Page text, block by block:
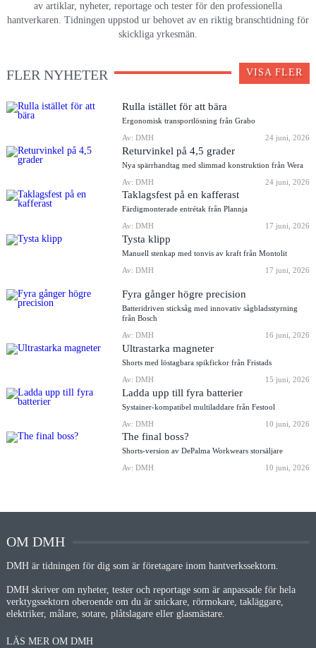
av artiklar, nyheter, reportage och tester för den professionella
hantverkaren. Tidningen uppstod ur behovet av en riktig branschtidning för
skickliga yrkesmän.
FLER NYHETER VISA FLER
Rulla istället för att bära
Ergonomisk transportlösning från Grabo
Av: DMH
24 juni, 2026
Returvinkel på 4,5 grader
Nya spärrhandtag med slimmad konstruktion från Wera
Av: DMH
24 juni, 2026
Taklagsfest på en kafferast
Färdigmonterade entrétak från Plannja
Av: DMH
17 juni, 2026
Tysta klipp
Manuell stenkap med tonvis av kraft från Montolit
Av: DMH
17 juni, 2026
Fyra gånger högre precision
Batteridriven sticksåg med innovativ sågbladsstyrning
från Bosch
Av: DMH
16 juni, 2026
Ultrastarka magneter
Shorts med löstagbara spikfickor från Fristads
Av: DMH
15 juni, 2026
Ladda upp till fyra batterier
Systainer-kompatibel multiladdare från Festool
Av: DMH
10 juni, 2026
The final boss?
Shorts-version av DePalma Workwears storsäljare
Av: DMH
10 juni, 2026
OM DMH
DMH är tidningen för dig som är företagare inom hantverkssektorn.
DMH skriver om nyheter, tester och reportage som är anpassade för hela
verktygssektorn oberoende om du är snickare, rörmokare, takläggare,
elektriker, målare, sotare, plåtslagare eller glasmästare.
LÄS MER OM DMH